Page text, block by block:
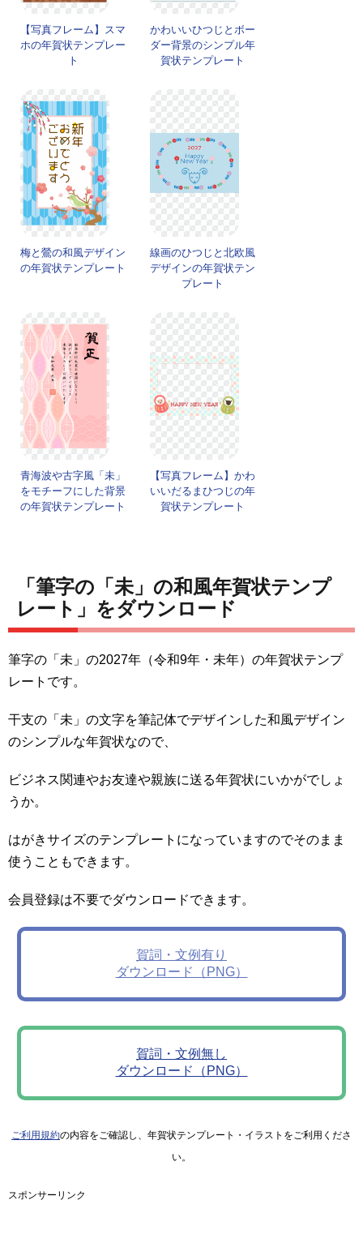
【写真フレーム】スマ
ホの年賀状テンプレー
ト
かわいいひつじとボー
ダー背景のシンプル年
賀状テンプレート
梅と鶯の和風デザイン
の年賀状テンプレート
線画のひつじと北欧風
デザインの年賀状テン
プレート
青海波や古字風「未」
をモチーフにした背景
の年賀状テンプレート
【写真フレーム】かわ
いいだるまひつじの年
賀状テンプレート
「筆字の「未」の和風年賀状テンプ
レート」をダウンロード
筆字の「未」の2027年（令和9年・未年）の年賀状テンプ
レートです。
干支の「未」の文字を筆記体でデザインした和風デザイン
のシンプルな年賀状なので、
ビジネス関連やお友達や親族に送る年賀状にいかがでしょ
うか。
はがきサイズのテンプレートになっていますのでそのまま
使うこともできます。
会員登録は不要でダウンロードできます。
賀詞・文例有り
ダウンロード（PNG）
賀詞・文例無し
ダウンロード（PNG）
ご利用規約の内容をご確認し、年賀状テンプレート・イラストをご利用くださ
い。
スポンサーリンク